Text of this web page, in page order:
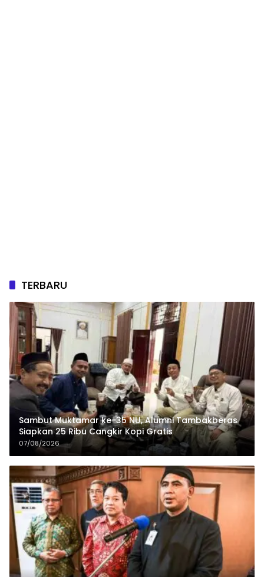
TERBARU
Sambut Muktamar ke-35 NU, Alumni Tambakberas
Siapkan 25 Ribu Cangkir Kopi Gratis
07/08/2026